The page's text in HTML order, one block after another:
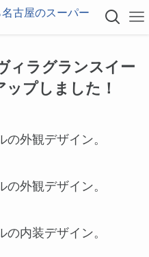
ィラグランスイー
ップしました！